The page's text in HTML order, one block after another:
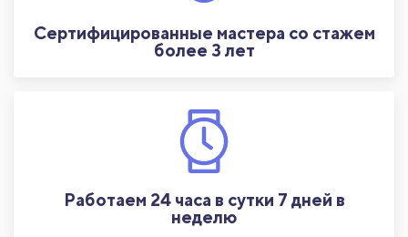
Сертифицированные мастера со стажем
более 3 лет
Работаем 24 часа в сутки 7 дней в
неделю